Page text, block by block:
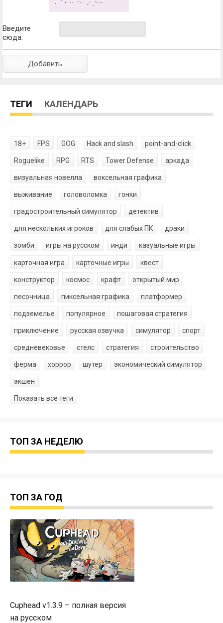
Введите
сюда:
ТЕГИ КАЛЕНДАРЬ
18+ FPS GOG Hack and slash point-and-click
Roguelike RPG RTS Tower Defense аркада
визуальная новелла воксельная графика
выживание головоломка гонки
градостроительный симулятор детектив
для нескольких игроков для слабых ПК драки
зомби игры на русском инди казуальные игры
карточная игра карточные игры квест
конструктор космос крафт открытый мир
песочница пиксельная графика платформер
подземелье популярное пошаговая стратегия
приключение русская озвучка симулятор спорт
средневековье стелс стратегия строительство
ферма хоррор шутер экономический симулятор
экшен
Показать все теги
ТОП ЗА НЕДЕЛЮ
ТОП ЗА ГОД
Cuphead v1.3.9 – полная версия
на русском